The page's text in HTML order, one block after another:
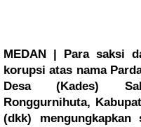
MEDAN | Para saksi
korupsi atas nama
Desa (Kades)
Ronggurnihuta,
(dkk) mengungkapkan